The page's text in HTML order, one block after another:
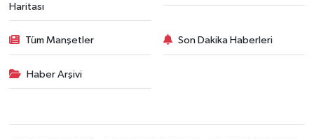
Haritası
Tüm Manşetler Son Dakika Haberleri
Haber Arşivi